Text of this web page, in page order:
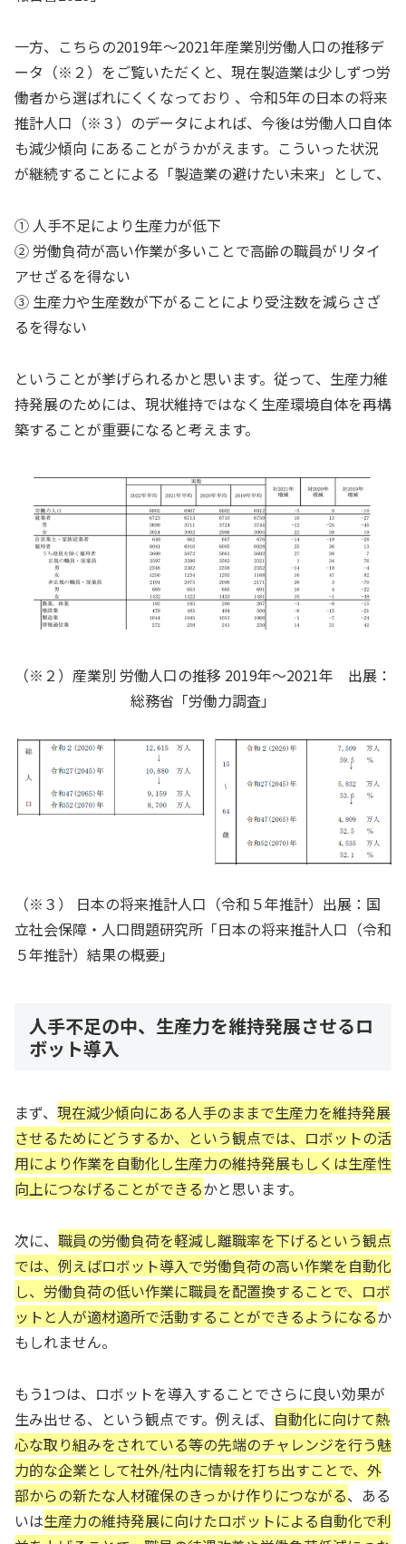
一方、こちらの2019年～2021年産業別労働人口の推移デ
ータ（※２）をご覧いただくと、現在製造業は少しずつ労
働者から選ばれにくくなっており 、令和5年の日本の将来
推計人口（※３）のデータによれば、今後は労働人口自体
も減少傾向 にあることがうかがえます。こういった状況
が継続することによる「製造業の避けたい未来」として、
① 人手不足により生産力が低下
② 労働負荷が高い作業が多いことで高齢の職員がリタイ
アせざるを得ない
③ 生産力や生産数が下がることにより受注数を減らさざ
るを得ない
ということが挙げられるかと思います。従って、生産力維
持発展のためには、現状維持ではなく生産環境自体を再構
築することが重要になると考えます。
（※２）産業別 労働人口の推移 2019年～2021年 出展：
総務省「労働力調査」
（※３） 日本の将来推計人口（令和５年推計）出展：国
立社会保障・人口問題研究所「日本の将来推計人口（令和
５年推計）結果の概要」
人手不足の中、生産力を維持発展させるロ
ボット導入
まず、 現在減少傾向にある人手のままで生産力を維持発展
させるためにどうするか、という観点では、ロボットの活
用により作業を自動化し生産力の維持発展もしくは生産性
向上につなげることができるかと思います。
次に、 職員の労働負荷を軽減し離職率を下げるという観点
では、例えばロボット導入で労働負荷の高い作業を自動化
し、労働負荷の低い作業に職員を配置換することで、ロボ
ットと人が適材適所で活動することができるようになるか
もしれません。
もう1つは、ロボットを導入することでさらに良い効果が
生み出せる、という観点です。例えば、 自動化に向けて熱
心な取り組みをされている等の先端のチャレンジを行う魅
力的な企業として社外/社内に情報を打ち出すことで、外
部からの新たな人材確保のきっかけ作りにつながる、ある
いは生産力の維持発展に向けたロボットによる自動化で利